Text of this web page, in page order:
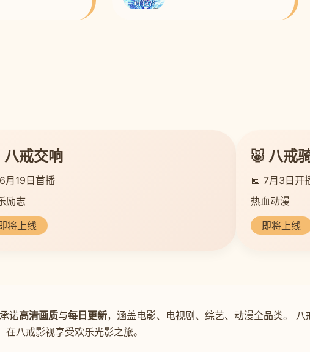
八戒交响
月19日首播
励志
将上线
🐷 八戒
📅 7月3日开
热血动漫
即将上线
诺高清画质与每日更新，涵盖电影、电视剧、综艺、动漫全品类。 八
八戒影视享受欢乐光影之旅。